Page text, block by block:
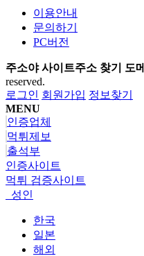
이용안내
문의하기
PC버전
주소야 사이트주소 찾기 도
reserved.
로그인 회원가입 정보찾기
MENU
인증업체
먹튀제보
출석부
인증사이트
먹튀 검증사이트
성인
한국
일본
해외